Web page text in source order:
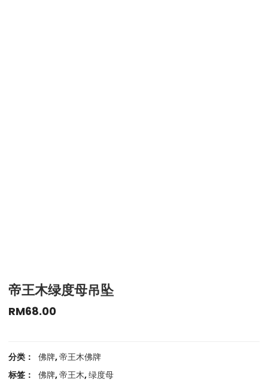
帝王木绿度母吊坠
RM68.00
分类： 佛牌,帝王木佛牌
标签：
佛牌,帝王木,绿度母